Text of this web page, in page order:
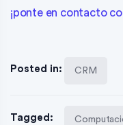
¡ponte en contacto
Posted in: CRM
Tagged: